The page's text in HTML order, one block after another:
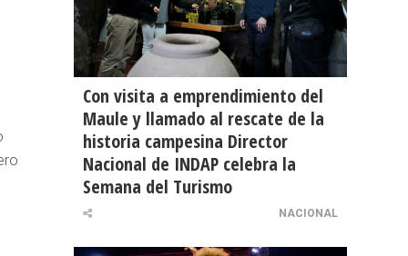
Con visita a emprendimiento del
Maule y llamado al rescate de la
historia campesina Director
Nacional de INDAP celebra la
Semana del Turismo
NACIONAL